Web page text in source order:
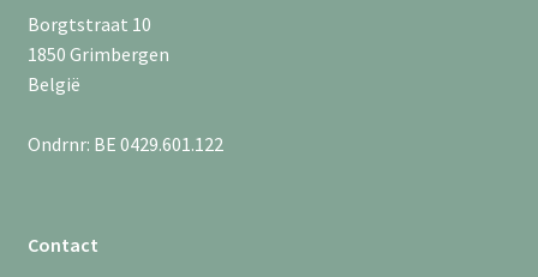
Borgtstraat 10
1850 Grimbergen
België
Ondrnr: BE 0429.601.122
Contact